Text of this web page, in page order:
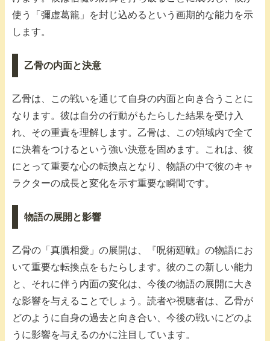
使う「彌虚葛籠」を封じ込めるという画期的な能力を示
します。
乙骨の内面と決意
乙骨は、この戦いを通じて自身の内面と向き合うことに
なります。彼は自分の行動がもたらした結果を受け入
れ、その重責を理解します。乙骨は、この領域内で全て
に決着をつけるという強い決意を固めます。これは、彼
にとって重要な心の転換点となり、物語の中で彼のキャ
ラクターの成長と変化を示す重要な瞬間です。
物語の展開と影響
乙骨の「真贋相愛」の展開は、『呪術廻戦』の物語にお
いて重要な転換点をもたらします。彼のこの新しい能力
と、それに伴う内面の変化は、今後の物語の展開に大き
な影響を与えることでしょう。読者や視聴者は、乙骨が
どのように自身の過去と向き合い、今後の戦いにどのよ
うに影響を与えるのかに注目しています。